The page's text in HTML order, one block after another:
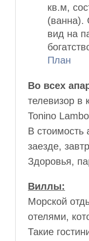
кв.м,
(ванна).
вид на
План
Во всех
телевизор в
Tonino
В стоимость
заезде,
Здоровья,
Виллы:
Морской
отелями,
Такие